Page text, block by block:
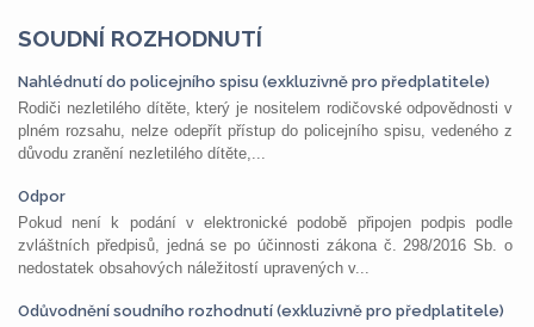
SOUDNÍ ROZHODNUTÍ
Nahlédnutí do policejního spisu (exkluzivně pro předplatitele)
Rodiči nezletilého dítěte, který je nositelem rodičovské odpovědnosti v
plném rozsahu, nelze odepřít přístup do policejního spisu, vedeného z
důvodu zranění nezletilého dítěte,...
Odpor
Pokud není k podání v elektronické podobě připojen podpis podle
zvláštních předpisů, jedná se po účinnosti zákona č. 298/2016 Sb. o
nedostatek obsahových náležitostí upravených v...
Odůvodnění soudního rozhodnutí (exkluzivně pro předplatitele)